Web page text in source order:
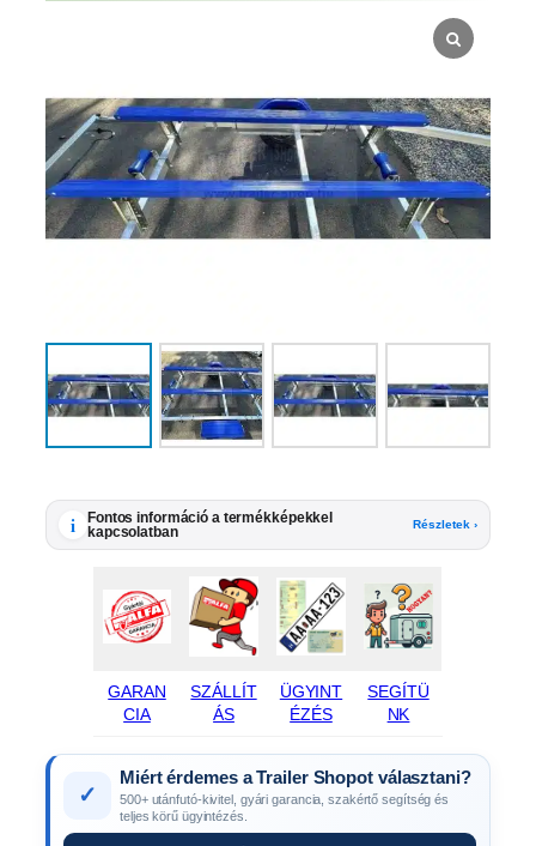
i
Fontos információ a termékképekkel
kapcsolatban
Részletek ›
GARAN
CIA
SZÁLLÍT
ÁS
ÜGYINT
ÉZÉS
SEGÍTÜ
NK
✓
Miért érdemes a Trailer Shopot választani?
500+ utánfutó-kivitel, gyári garancia, szakértő segítség és
teljes körű ügyintézés.